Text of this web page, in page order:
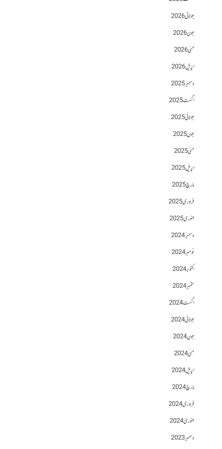
جولائی 2026
جون 2026
مئی 2026
اپریل 2026
دسمبر 2025
اگست 2025
جولائی 2025
جون 2025
مئی 2025
اپریل 2025
مارچ 2025
فروری 2025
جنوری 2025
دسمبر 2024
نومبر 2024
اکتوبر 2024
ستمبر 2024
اگست 2024
جولائی 2024
جون 2024
مئی 2024
اپریل 2024
مارچ 2024
فروری 2024
جنوری 2024
دسمبر 2023